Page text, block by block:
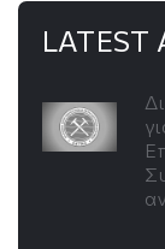
LATEST